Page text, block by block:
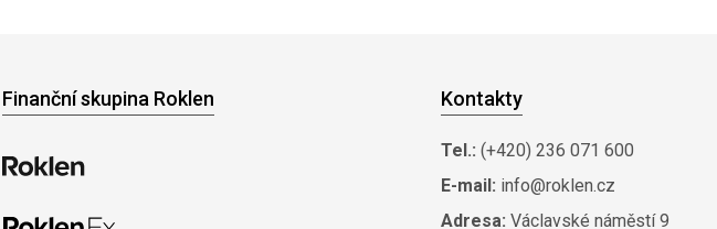
Finanční skupina Roklen Kontakty
Tel.: (+420) 236 071 600
E-mail: info@roklen.cz
Adresa: Václavské náměstí 9